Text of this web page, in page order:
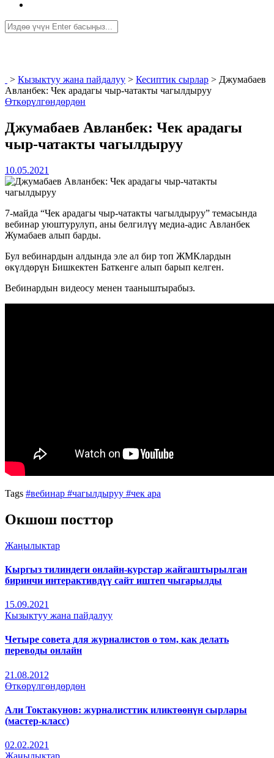
> Кызыктуу жана пайдалуу > Кесиптик сырлар > Джумабаев
Авланбек: Чек арадагы чыр-чатакты чагылдыруу
Өткөрүлгөндөрдөн
Джумабаев Авланбек: Чек арадагы
чыр-чатакты чагылдыруу
10.05.2021
7-майда “Чек арадагы чыр-чатакты чагылдыруу” темасында
вебинар уюштурулуп, аны белгилүү медиа-адис Авланбек
Жумабаев алып барды.
Бул вебинардын алдында эле ал бир топ ЖМКлардын
өкүлдөрүн Бишкектен Баткенге алып барып келген.
Вебинардын видеосу менен тааныштырабыз.
Tags #вебинар #чагылдыруу #чек ара
Окшош посттор
Жаңылыктар
Кыргыз тилиндеги онлайн-курстар жайгаштырылган
биринчи интерактивдүү сайт иштеп чыгарылды
15.09.2021
Кызыктуу жана пайдалуу
Четыре совета для журналистов о том, как делать
переводы онлайн
21.08.2012
Өткөрүлгөндөрдөн
Али Токтакунов: журналисттик иликтөөнүн сырлары
(мастер-класс)
02.02.2021